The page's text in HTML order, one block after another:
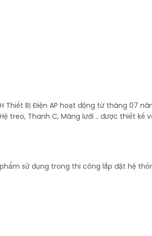
sử dụng trong thi công lắp đặt hệ